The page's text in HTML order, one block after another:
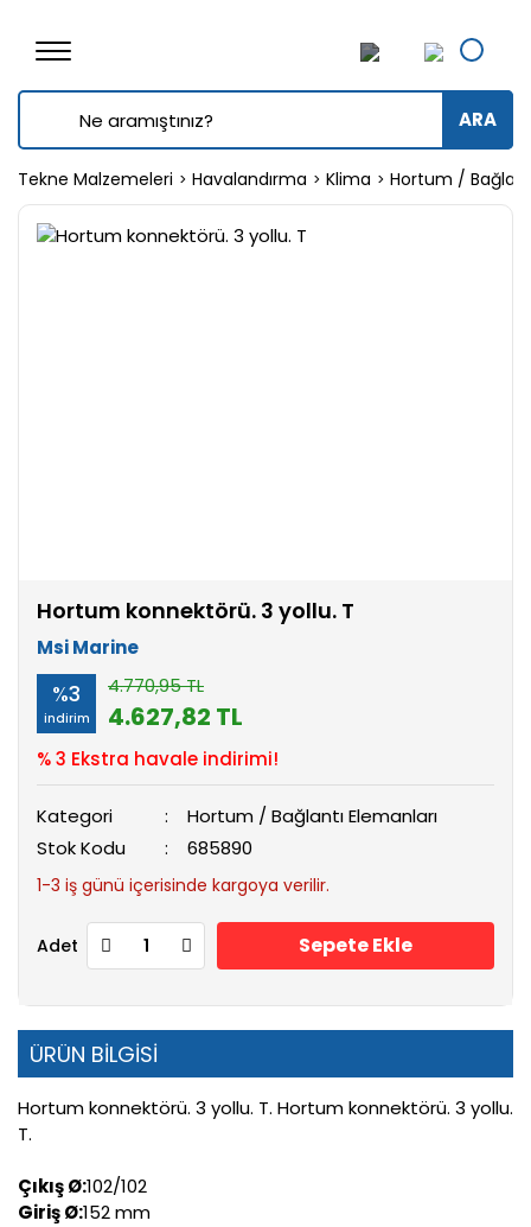
ARA
Tekne Malzemeleri Havalandırma Klima Hortum /
Hortum konnektörü. 3 yollu. T
Msi Marine
%3
indirim
4.770,95 TL
4.627,82 TL
% 3 Ekstra havale indirimi!
Kategori
Hortum / Bağlantı Elemanları
Stok Kodu
685890
1-3 iş günü içerisinde kargoya verilir.
Adet Sepete Ekle
ÜRÜN BİLGİSİ
Hortum konnektörü. 3 yollu. T. Hortum konnektörü. 3 yollu.
T.
Çıkış Ø:102/102
Giriş Ø:152 mm